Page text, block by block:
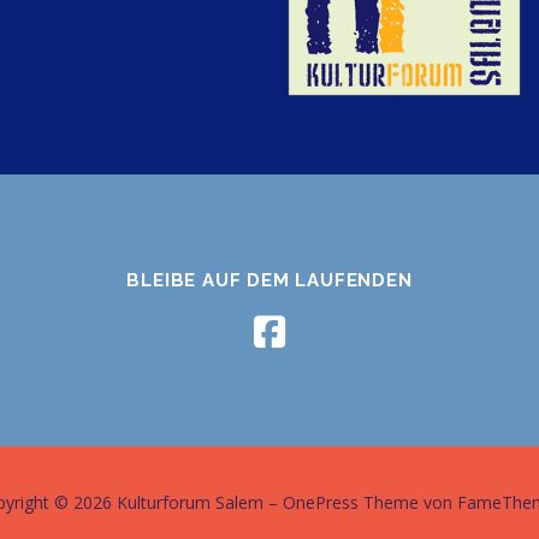
BLEIBE AUF DEM LAUFENDEN
© 2026 Kulturforum Salem – OnePress Theme von